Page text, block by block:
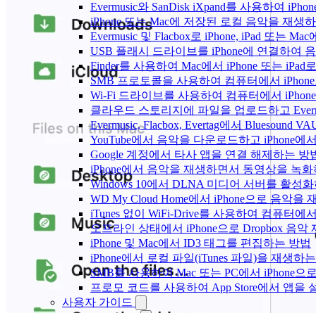
Evermusic와 SanDisk iXpand를 사용하여
iPhone 또는 Mac에 저장된 로컬 음악을 재생
Evermusic 및 Flacbox로 iPhone, iPad 또는
USB 플래시 드라이브를 iPhone에 연결하여
Finder를 사용하여 Mac에서 iPhone 또는 iPad
SMB 프로토콜을 사용하여 컴퓨터에서
Wi-Fi 드라이브를 사용하여 컴퓨터에서
클라우드 스토리지에 파일을 업로드하고
Evermusic, Flacbox, Evertag에서 Bluesound
YouTube에서 음악을 다운로드하고 iPhone에
Google 계정에서 타사 앱을 연결 해제하는 방
iPhone에서 음악을 재생하면서 동영상을 녹
Windows 10에서 DLNA 미디어 서버를 활성
WD My Cloud Home에서 iPhone으로 음악을
iTunes 없이 WiFi-Drive를 사용하여 컴퓨터에
오프라인 상태에서 iPhone으로 Dropbox 음악
iPhone 및 Mac에서 ID3 태그를 편집하는 방법
iPhone에서 로컬 파일(iTunes 파일)을 재생하
SMB를 사용하여 Mac 또는 PC에서 iPhone으
프로모 코드를 사용하여 App Store에서 앱을
사용자 가이드